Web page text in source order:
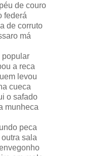
de couro
federá
de corruto
má
popular
a reca
levou
cueca
o safado
munheca
peca
sala